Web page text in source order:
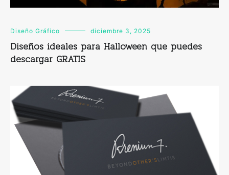
Diseño Gráfico diciembre 3, 2025
Diseños ideales para Halloween que puedes
descargar GRATIS